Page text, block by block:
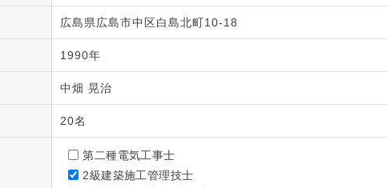
広島県広島市中区白島北町10-18
1990年
中畑 晃治
20名
第二種電気工事士
2級建築施工管理技士